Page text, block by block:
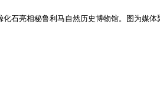
石亮相秘鲁利马自然历史博物馆。图为媒体